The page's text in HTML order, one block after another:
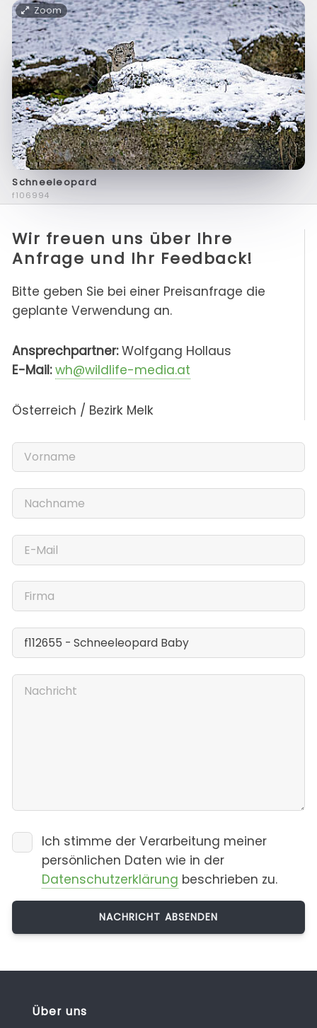
Zoom
Schneeleopard
f106994
Wir freuen uns über Ihre
Anfrage und Ihr Feedback!
Bitte geben Sie bei einer Preisanfrage die
geplante Verwendung an.
Ansprechpartner:Wolfgang Hollaus
E-Mail: wh@wildlife-media.at
Österreich / Bezirk Melk
Ich stimme der Verarbeitung meiner
persönlichen Daten wie in der
Datenschutzerklärung beschrieben zu.
Über uns